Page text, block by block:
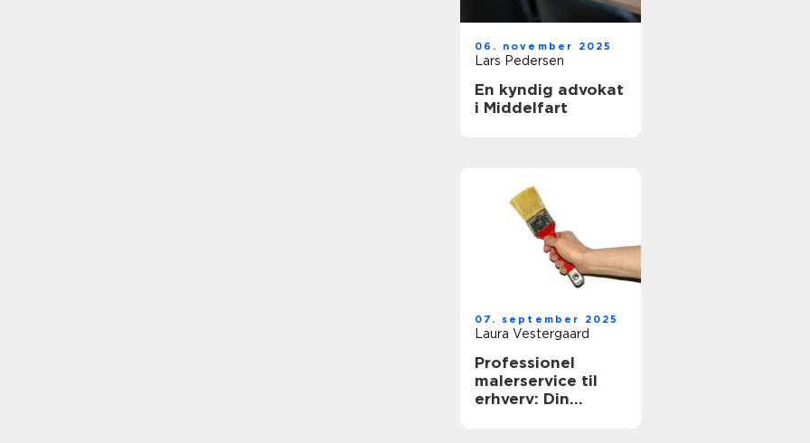
06. november 2025
Lars Pedersen
En kyndig advokat
i Middelfart
07. september 2025
Laura Vestergaard
Professionel
malerservice til
erhverv: Din